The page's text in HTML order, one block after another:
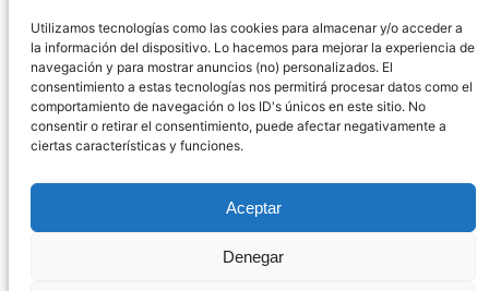
Utilizamos tecnologías como las cookies para almacenar y/o acceder a
la información del dispositivo. Lo hacemos para mejorar la experiencia de
navegación y para mostrar anuncios (no) personalizados. El
consentimiento a estas tecnologías nos permitirá procesar datos como el
comportamiento de navegación o los ID's únicos en este sitio. No
consentir o retirar el consentimiento, puede afectar negativamente a
ciertas características y funciones.
Aceptar
Denegar
Descargo de Responsabilidad
Declaración de Privacidad Política de cookies
WordPress